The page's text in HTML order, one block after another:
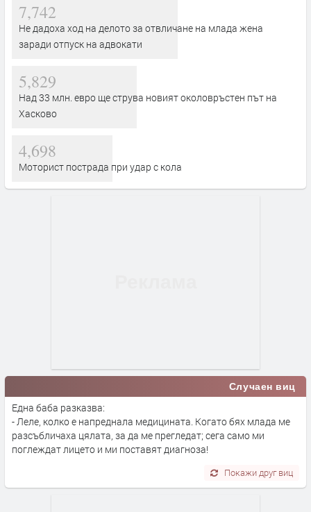
7,742
Не дадоха ход на делото за отвличане на млада жена
заради отпуск на адвокати
5,829
Над 33 млн. евро ще струва новият околовръстен път на
Хасково
4,698
Моторист пострада при удар с кола
Случаен виц
Една баба разказва:
- Леле, колко е напреднала медицината. Когато бях млада ме
разсъбличаха цялата, за да ме прегледат; сега само ми
поглеждат лицето и ми поставят диагноза!
Покажи друг виц